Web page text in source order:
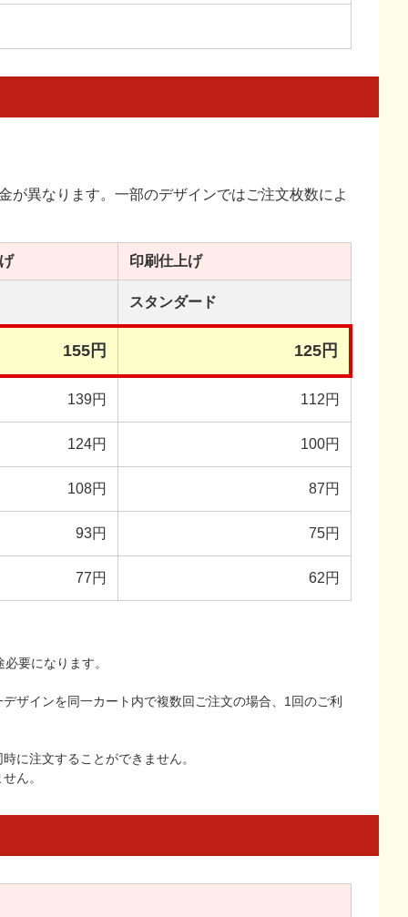
が異なります。一部のデザインではご注文枚数によ
印刷仕上げ
スタンダード
155円 125円
139円 112円
124円 100円
108円 87円
93円 75円
77円 62円
要になります。
ザインを同一カート内で複数回ご注文の場合、1回のご利
に注文することができません。
ん。